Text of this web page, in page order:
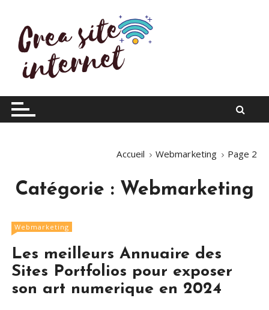
c
n
Crea site internet
Infos du web
Accueil Webmarketing Page 2
Catégorie : Webmarketing
Webmarketing
Les meilleurs Annuaire des
Sites Portfolios pour exposer
son art numerique en 2024